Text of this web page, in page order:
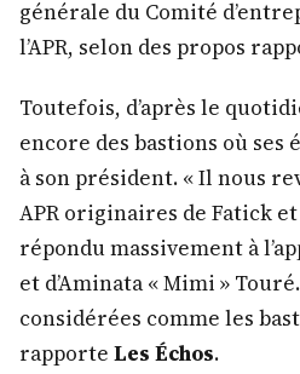
générale du Comité
l’APR, selon des propos
Toutefois, d’après le
encore des bastions où
à son président. « Il nous
APR originaires de Fatick et
répondu massivement à
et d’Aminata « Mimi »
considérées comme les
rapporte Les Échos.